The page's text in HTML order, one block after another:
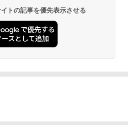
トの記事を優先表示させる